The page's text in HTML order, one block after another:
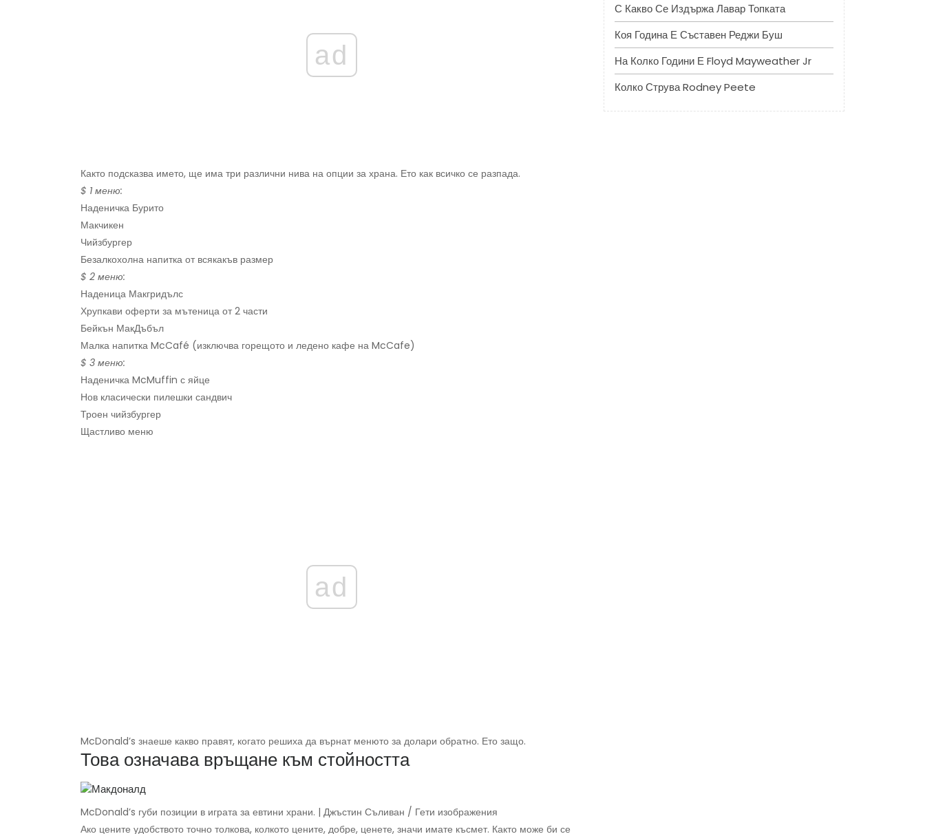
ad
Както подсказва името, ще има три различни нива на опции за храна. Ето как всичко се разпада.
$ 1 меню:
Наденичка Бурито
Макчикен
Чийзбургер
Безалкохолна напитка от всякакъв размер
$ 2 меню:
Наденица Макгридълс
Хрупкави оферти за мътеница от 2 части
Бейкън МакДъбъл
Малка напитка McCafé (изключва горещото и ледено кафе на McCafe)
$ 3 меню:
Наденичка McMuffin с яйце
Нов класически пилешки сандвич
Троен чийзбургер
Щастливо меню
ad
McDonald’s знаеше какво правят, когато решиха да върнат менюто за долари обратно. Ето защо.
Това означава връщане към стойността
McDonald’s губи позиции в играта за евтини храни. | Джъстин Съливан / Гети изображения
Ако цените удобството точно толкова, колкото цените, добре, ценете, значи имате късмет. Както може би се
С Какво Се Издържа Лавар Топката
Коя Година Е Съставен Реджи Буш
На Колко Години Е Floyd Mayweather Jr
Колко Струва Rodney Peete